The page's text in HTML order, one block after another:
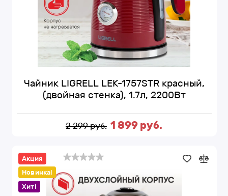
Чайник LIGRELL LEK-1757STR красный,
(двойная стенка), 1.7л, 2200Вт
2 299 руб. 1 899 руб.
Чайник
LIGRELL
LEK-
1757STR
красный,
(двойная
стенка),
Акция
Новинка!
Хит!